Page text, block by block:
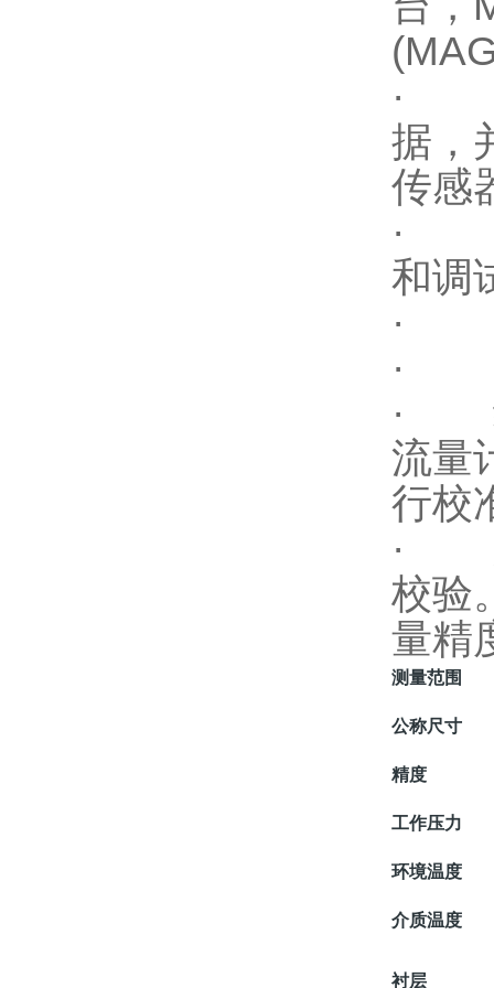
·
据
传感
· 即
和调
· “
· 安
· 经
流量
行校
· 服
校验
量精度
测量范围
公称尺寸
精度
工作压力
环境温度
介质温度
衬层